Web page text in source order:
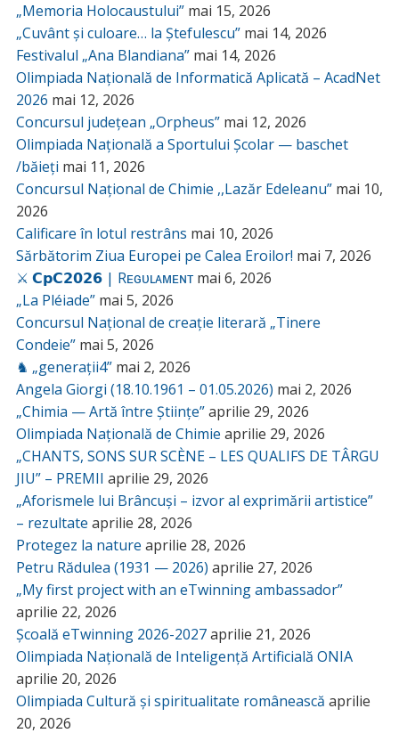
„Memoria Holocaustului” mai 15, 2026
„Cuvânt și culoare… la Ștefulescu” mai 14, 2026
Festivalul „Ana Blandiana” mai 14, 2026
Olimpiada Națională de Informatică Aplicată – AcadNet
2026 mai 12, 2026
Concursul județean „Orpheus” mai 12, 2026
Olimpiada Națională a Sportului Școlar — baschet
/băieți mai 11, 2026
Concursul Național de Chimie ,,Lazăr Edeleanu” mai 10,
2026
Calificare în lotul restrâns mai 10, 2026
Sărbătorim Ziua Europei pe Calea Eroilor! mai 7, 2026
⚔️ 𝗖𝗽𝗖𝟮𝟬𝟮𝟲 | Rᴇɢᴜʟᴀᴍᴇɴᴛ mai 6, 2026
„La Pléiade” mai 5, 2026
Concursul Național de creație literară „Tinere
Condeie” mai 5, 2026
♞ „generații4” mai 2, 2026
Angela Giorgi (18.10.1961 – 01.05.2026) mai 2, 2026
„Chimia — Artă între Științe”aprilie 29, 2026
Olimpiada Națională de Chimie aprilie 29, 2026
„CHANTS, SONS SUR SCÈNE – LES QUALIFS DE TÂRGU
JIU” – PREMII aprilie 29, 2026
„Aforismele lui Brâncuși – izvor al exprimării artistice”
– rezultate aprilie 28, 2026
Protegez la nature aprilie 28, 2026
Petru Rădulea (1931 — 2026) aprilie 27, 2026
„My first project with an eTwinning ambassador”
aprilie 22, 2026
Școală eTwinning 2026-2027aprilie 21, 2026
Olimpiada Națională de Inteligență Artificială ONIA
aprilie 20, 2026
Olimpiada Cultură și spiritualitate românească aprilie
20, 2026